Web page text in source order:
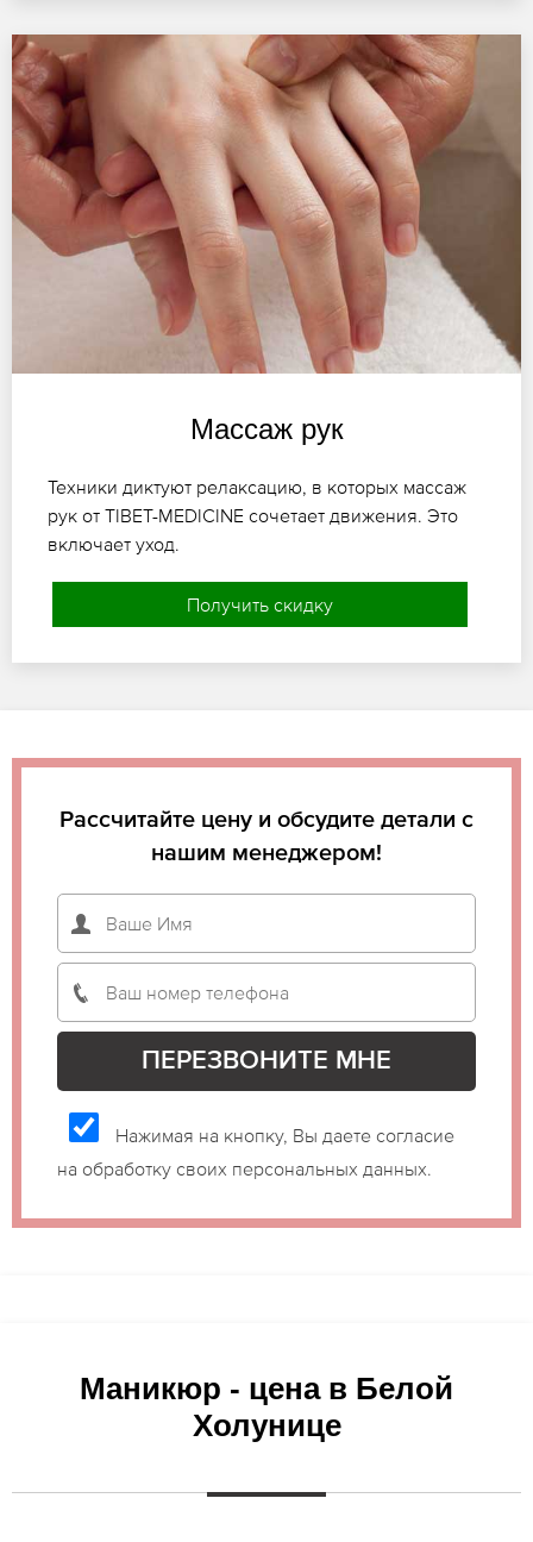
Массаж рук
Техники диктуют релаксацию, в которых массаж
рук от TIBET-MEDICINE сочетает движения. Это
включает уход.
Получить скидку
Рассчитайте цену и обсудите детали с
нашим менеджером!
Нажимая на кнопку, Вы даете согласие
на обработку своих персональных данных.
Маникюр - цена в Белой
Холунице